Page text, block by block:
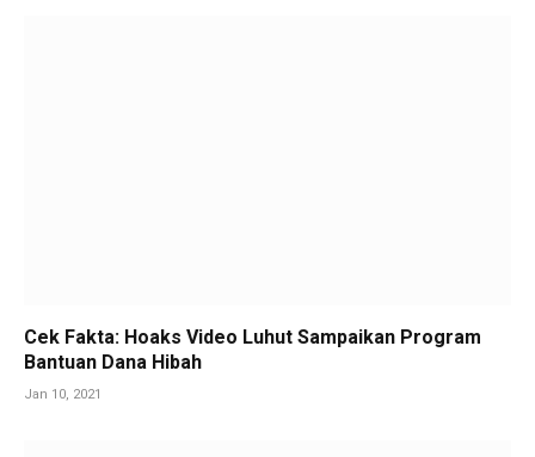
Cek Fakta: Hoaks Video Luhut Sampaikan Program
Bantuan Dana Hibah
Jan 10, 2021